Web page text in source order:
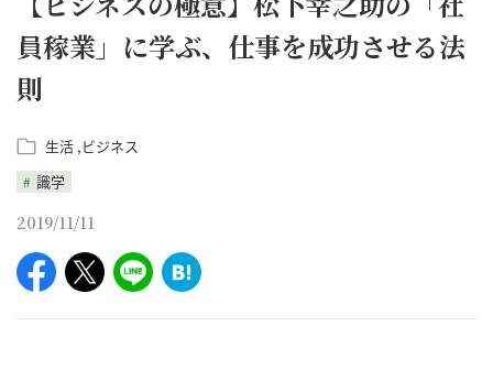
員稼業」に学ぶ、仕事を成功させる法
則
生活 ビジネス
識学
2019/11/11